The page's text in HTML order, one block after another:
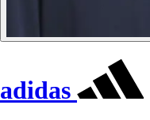
adidas